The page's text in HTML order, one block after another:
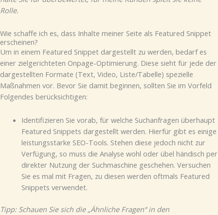
Rolle.
Wie schaffe ich es, dass Inhalte meiner Seite als Featured Snippet
erscheinen?
Um in einem Featured Snippet dargestellt zu werden, bedarf es
einer zielgerichteten Onpage-Optimierung. Diese sieht für jede der
dargestellten Formate (Text, Video, Liste/Tabelle) spezielle
Maßnahmen vor. Bevor Sie damit beginnen, sollten Sie im Vorfeld
Folgendes berücksichtigen:
Identifizieren Sie vorab, für welche Suchanfragen überhaupt
Featured Snippets dargestellt werden. Hierfür gibt es einige
leistungsstarke SEO-Tools. Stehen diese jedoch nicht zur
Verfügung, so muss die Analyse wohl oder übel händisch per
direkter Nutzung der Suchmaschine geschehen. Versuchen
Sie es mal mit Fragen, zu diesen werden oftmals Featured
Snippets verwendet.
Tipp: Schauen Sie sich die „Ähnliche Fragen“ in den